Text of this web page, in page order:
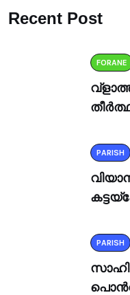
Recent Post
FORANE
PARISH
PARISH